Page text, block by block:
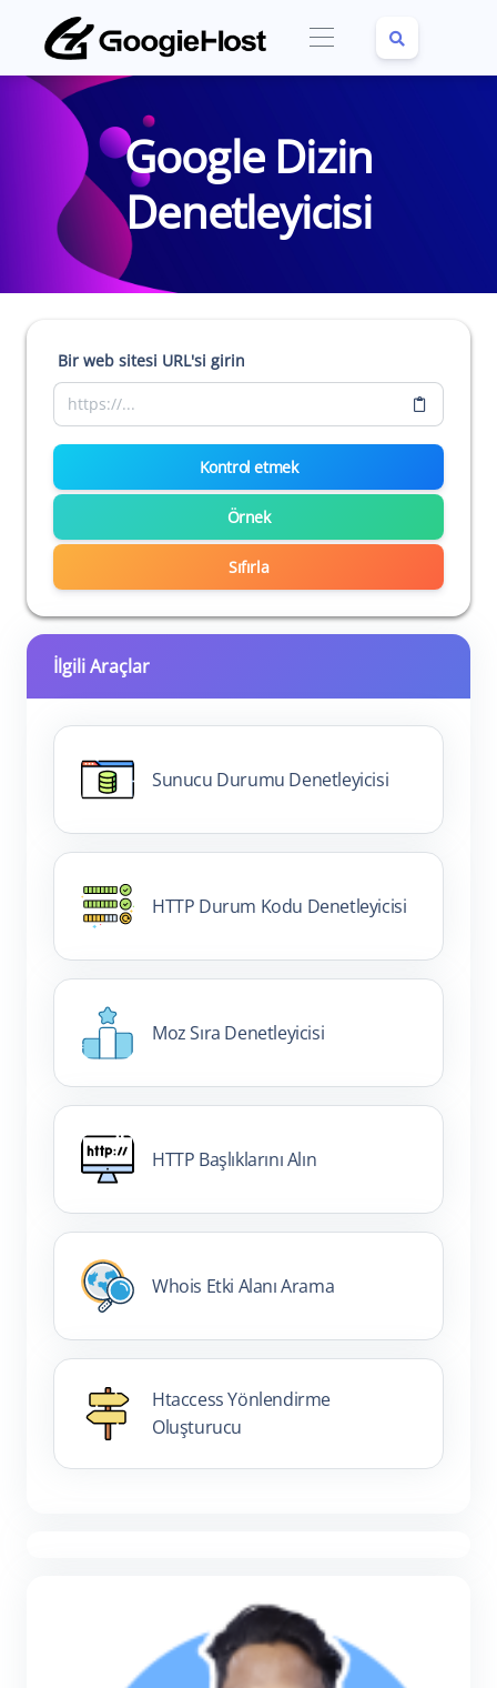
Google Dizin
Denetleyicisi
Bir web sitesi URL'si girin
Kontrol etmek
Örnek
Sıfırla
İlgili Araçlar
Sunucu Durumu Denetleyicisi
HTTP Durum Kodu Denetleyicisi
Moz Sıra Denetleyicisi
HTTP Başlıklarını Alın
Whois Etki Alanı Arama
Htaccess Yönlendirme
Oluşturucu